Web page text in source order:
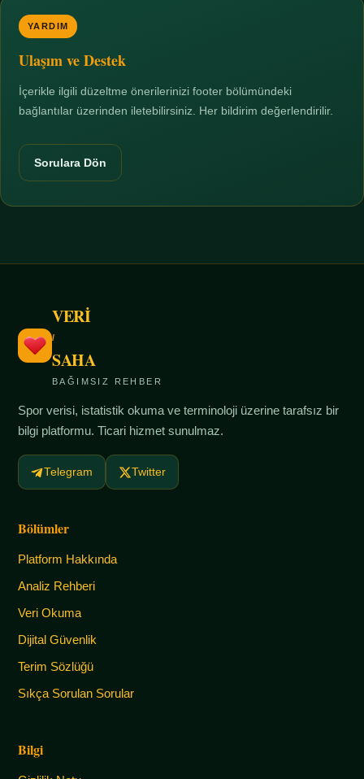
YARDIM
Ulaşım ve Destek
İçerikle ilgili düzeltme önerilerinizi footer bölümündeki
bağlantılar üzerinden iletebilirsiniz. Her bildirim değerlendirilir.
Sorulara Dön
VERİ
/
SAHA
BAĞIMSIZ REHBER
Spor verisi, istatistik okuma ve terminoloji üzerine tarafsız bir
bilgi platformu. Ticari hizmet sunulmaz.
Telegram Twitter
Bölümler
Platform Hakkında
Analiz Rehberi
Veri Okuma
Dijital Güvenlik
Terim Sözlüğü
Sıkça Sorulan Sorular
Bilgi